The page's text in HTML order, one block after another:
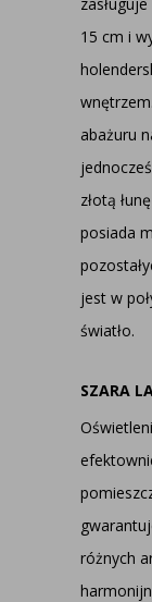
15 cm i
abażuru
złotą
posiada
jest w
światło.
SZARA
różnych